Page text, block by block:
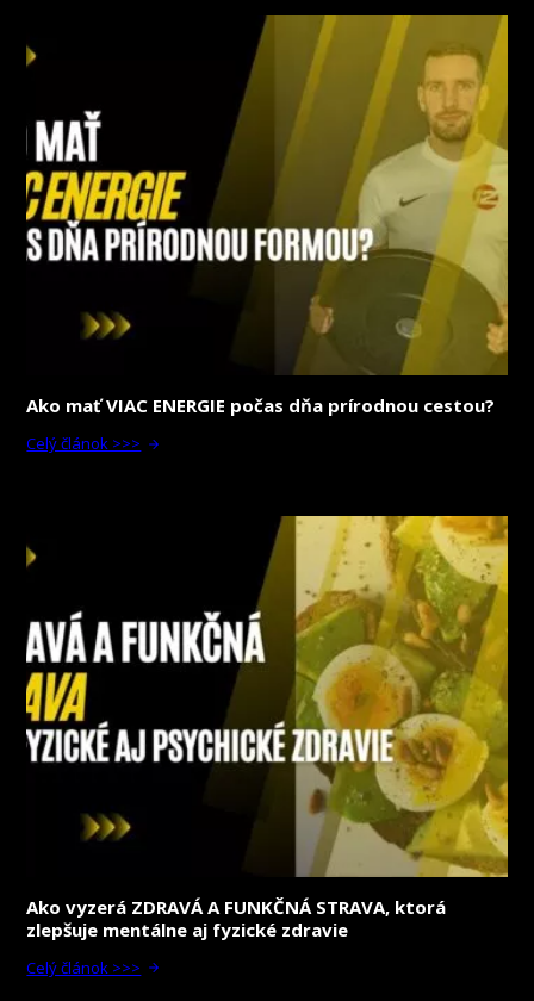
Ako mať VIAC ENERGIE počas dňa prírodnou cestou?
Celý článok >>>
Ako vyzerá ZDRAVÁ A FUNKČNÁ STRAVA, ktorá
zlepšuje mentálne aj fyzické zdravie
Celý článok >>>